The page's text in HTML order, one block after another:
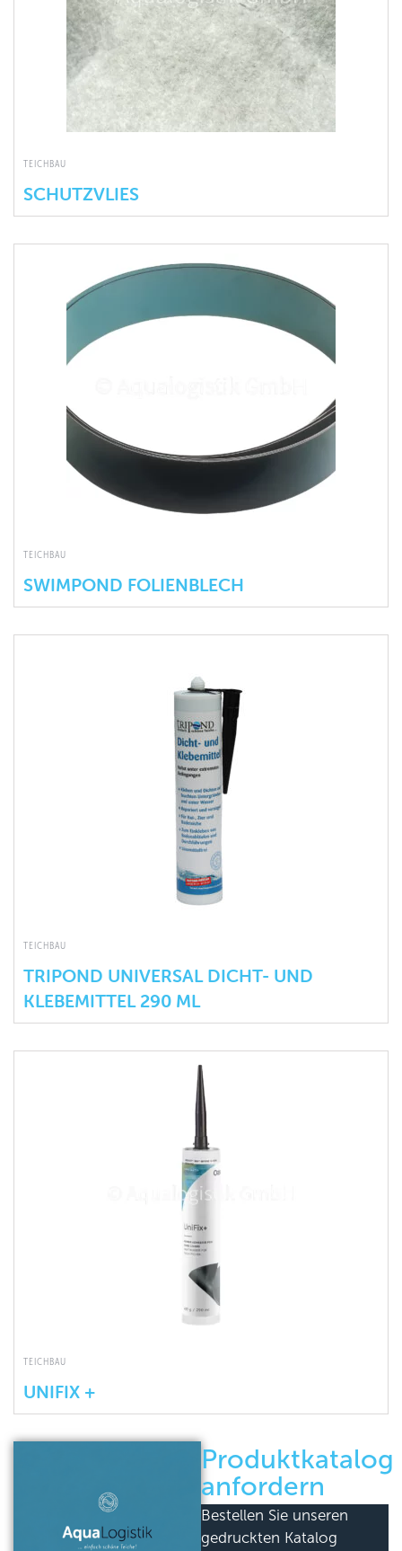
TEICHBAU
SCHUTZVLIES
TEICHBAU
SWIMPOND FOLIENBLECH
TEICHBAU
TRIPOND UNIVERSAL DICHT- UND
KLEBEMITTEL 290 ML
TEICHBAU
UNIFIX +
Produktkatalog
anfordern
Bestellen Sie unseren
gedruckten Katalog